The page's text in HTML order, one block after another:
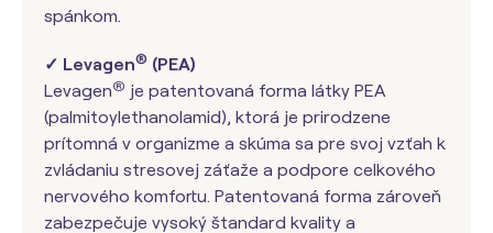
spánkom.
✓ Levagen® (PEA)
Levagen® je patentovaná forma látky PEA
(palmitoylethanolamid), ktorá je prirodzene
prítomná v organizme a skúma sa pre svoj vzťah k
zvládaniu stresovej záťaže a podpore celkového
nervového komfortu. Patentovaná forma zároveň
zabezpečuje vysoký štandard kvality a